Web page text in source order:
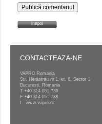
inapoi
CONTACTEAZA-NE
VAPRO Romania
Str. Herastrau nr 1, et. 6, Sector 1
Bucuresti, Romania
T +40 314 051 739
F +40 314 051 738
www.vapro.ro